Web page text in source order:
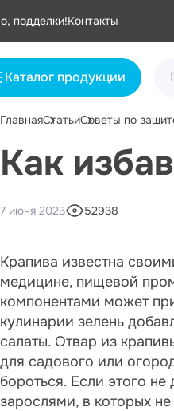
подделки!Контакты
Каталог продукции
ГлавнаяСтатьиСоветы по
Как
7 июня 2023 52938
Крапива известна
медицине, пищевой
компонентами может
кулинарии зелень
салаты. Отвар из
для садового или
бороться. Если этого
зарослями, в которых